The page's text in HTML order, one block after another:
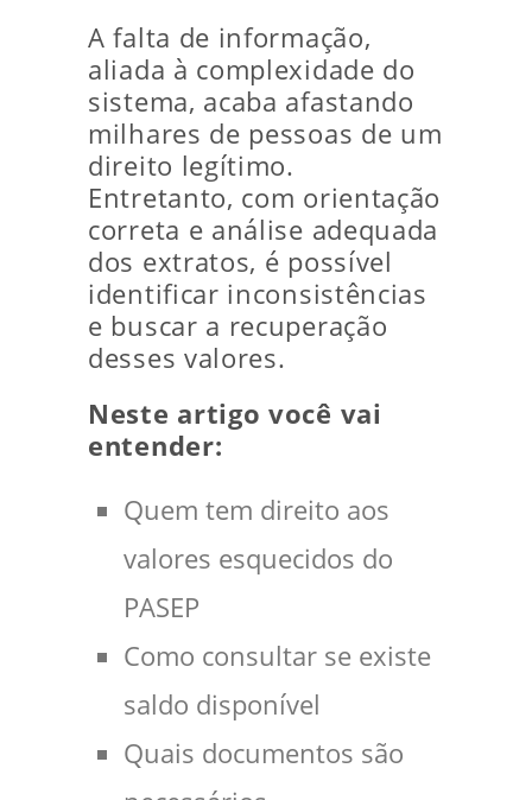
A falta de informação,
aliada à complexidade do
sistema, acaba afastando
milhares de pessoas de um
direito legítimo.
Entretanto, com orientação
correta e análise adequada
dos extratos, é possível
identificar inconsistências
e buscar a recuperação
desses valores.
Neste artigo você vai
entender:
Quem tem direito aos
valores esquecidos do
PASEP
Como consultar se existe
saldo disponível
Quais documentos são